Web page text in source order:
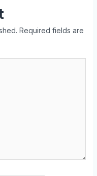
Required fields are